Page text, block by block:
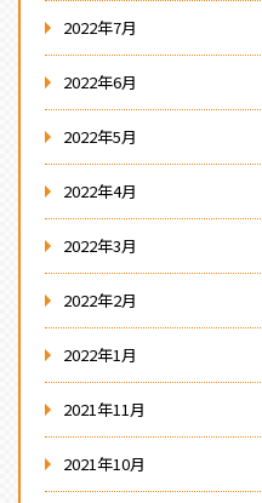
2022年7月
2022年6月
2022年5月
2022年4月
2022年3月
2022年2月
2022年1月
2021年11月
2021年10月